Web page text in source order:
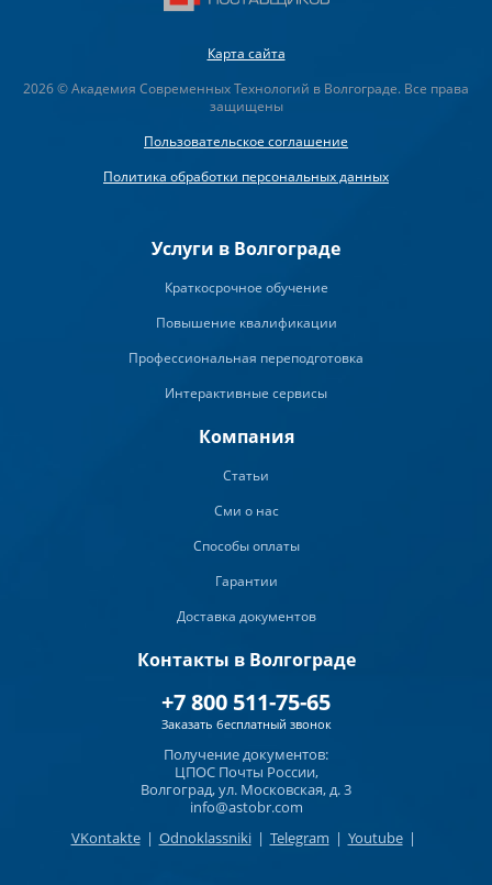
Карта сайта
2026 © Академия Современных Технологий в Волгограде. Все права
защищены
Пользовательское соглашение
Политика обработки персональных данных
Услуги в Волгограде
Краткосрочное обучение
Повышение квалификации
Профессиональная переподготовка
Интерактивные сервисы
Компания
Статьи
Сми о нас
Способы оплаты
Гарантии
Доставка документов
Контакты в Волгограде
+7 800 511-75-65
Заказать бесплатный звонок
Получение документов:
ЦПОС Почты России,
Волгоград, ул. Московская, д. 3
info@astobr.com
VKontakte | Odnoklassniki | Telegram | Youtube |